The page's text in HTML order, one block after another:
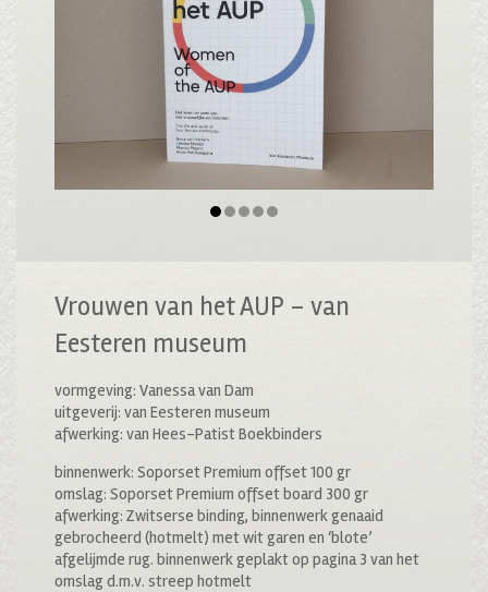
Vrouwen van het AUP – van
Eesteren museum
vormgeving: Vanessa van Dam
uitgeverij: van Eesteren museum
afwerking: van Hees-Patist Boekbinders
binnenwerk: Soporset Premium offset 100 gr
omslag: Soporset Premium offset board 300 gr
afwerking: Zwitserse binding, binnenwerk genaaid
gebrocheerd (hotmelt) met wit garen en ‘blote’
afgelijmde rug. binnenwerk geplakt op pagina 3 van het
omslag d.m.v. streep hotmelt